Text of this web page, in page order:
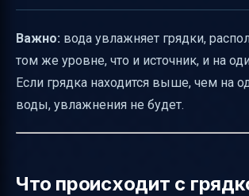
Важно: вода увлажняет грядки,
том же уровне, что и источник, и на
Если грядка находится выше, чем на
воды, увлажнения не будет.
Что происходит с